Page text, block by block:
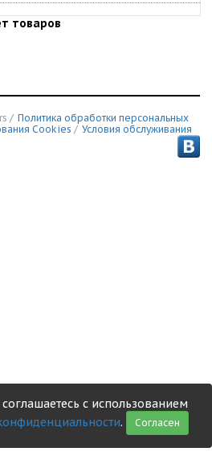
товаров
/ Политика обработки персональных
Сookies / Условия обслуживания
с использованием
. Согласен